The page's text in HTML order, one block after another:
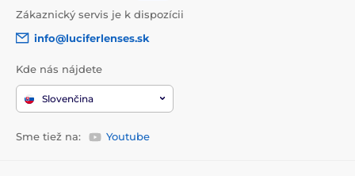
Zákaznický servis je k dispozícii
info@luciferlenses.sk
Kde nás nájdete
Slovenčina
Sme tiež na: Youtube